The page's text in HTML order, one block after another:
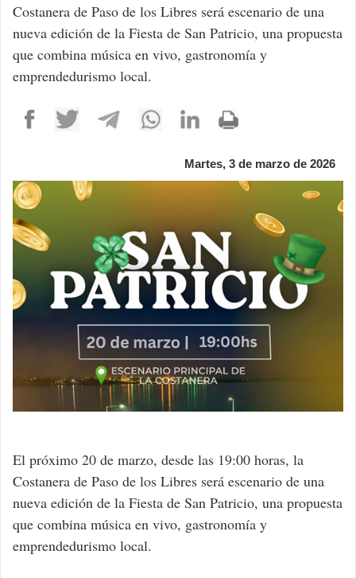
Costanera de Paso de los Libres será escenario de una
nueva edición de la Fiesta de San Patricio, una propuesta
que combina música en vivo, gastronomía y
emprendedurismo local.
Martes, 3 de marzo de 2026
El próximo 20 de marzo, desde las 19:00 horas, la
Costanera de Paso de los Libres será escenario de una
nueva edición de la Fiesta de San Patricio, una propuesta
que combina música en vivo, gastronomía y
emprendedurismo local.